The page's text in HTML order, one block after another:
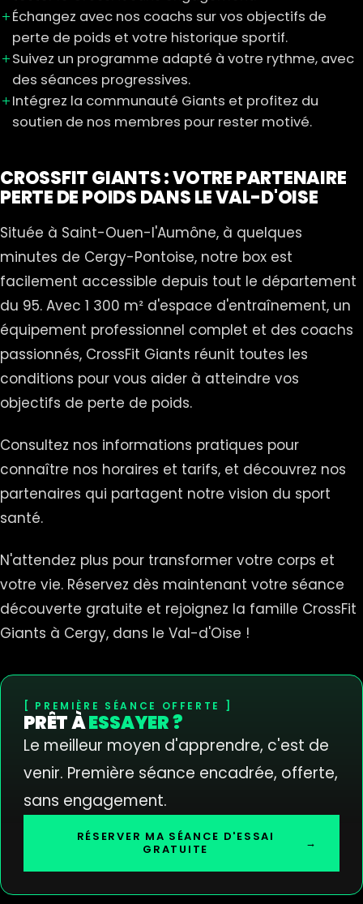
Échangez avec nos coachs sur vos objectifs de
perte de poids et votre historique sportif.
Suivez un programme adapté à votre rythme, avec
des séances progressives.
Intégrez la communauté Giants et profitez du
soutien de nos membres pour rester motivé.
CROSSFIT GIANTS : VOTRE PARTENAIRE
PERTE DE POIDS DANS LE VAL-D'OISE
Située à Saint-Ouen-l'Aumône, à quelques
minutes de Cergy-Pontoise, notre box est
facilement accessible depuis tout le département
du 95. Avec 1 300 m² d'espace d'entraînement, un
équipement professionnel complet et des coachs
passionnés, CrossFit Giants réunit toutes les
conditions pour vous aider à atteindre vos
objectifs de perte de poids.
Consultez nos informations pratiques pour
connaître nos horaires et tarifs, et découvrez nos
partenaires qui partagent notre vision du sport
santé.
N'attendez plus pour transformer votre corps et
votre vie. Réservez dès maintenant votre séance
découverte gratuite et rejoignez la famille CrossFit
Giants à Cergy, dans le Val-d'Oise !
PREMIÈRE SÉANCE OFFERTE
PRÊT ÀESSAYER ?
Le meilleur moyen d'apprendre, c'est de
venir. Première séance encadrée, offerte,
sans engagement.
RÉSERVER MA SÉANCE D'ESSAI
GRATUITE
→